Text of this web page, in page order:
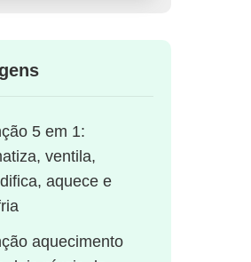
5 em 1:
ventila,
aquece e
aquecimento